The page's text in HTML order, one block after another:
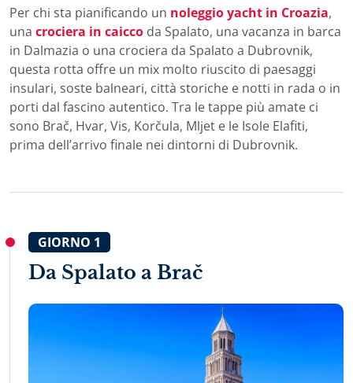
Per chi sta pianificando un noleggio yacht in Croazia,
una crociera in caicco da Spalato, una vacanza in barca
in Dalmazia o una crociera da Spalato a Dubrovnik,
questa rotta offre un mix molto riuscito di paesaggi
insulari, soste balneari, città storiche e notti in rada o in
porti dal fascino autentico. Tra le tappe più amate ci
sono Brač, Hvar, Vis, Korčula, Mljet e le Isole Elafiti,
prima dell’arrivo finale nei dintorni di Dubrovnik.
GIORNO 1
Da Spalato a Brač